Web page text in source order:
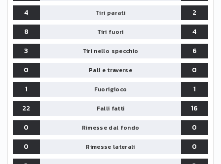
4 Tiri parati
2
8
Tiri fuori
4
3
Tiri nello specchio
6
0
Pali e traverse
0
1
Fuorigioco
1
22
Falli fatti
16
0
Rimesse dal fondo
0
0
Rimesse laterali
0